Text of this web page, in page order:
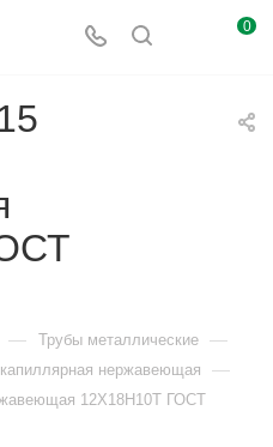
0
— Трубы металлические —
нержавеющая —
12Х18Н10Т ГОСТ